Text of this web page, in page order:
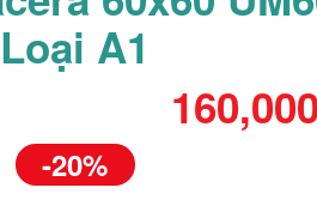
Loại A1
-20%